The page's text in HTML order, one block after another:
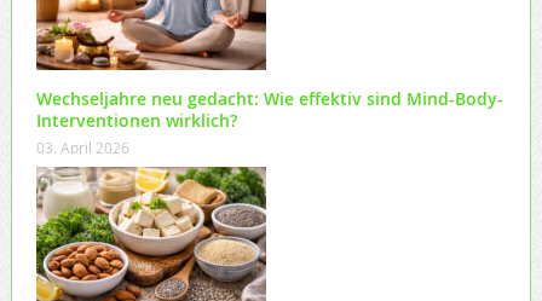
Wechseljahre neu gedacht: Wie effektiv sind Mind-Body-
Interventionen wirklich?
03. April 2026